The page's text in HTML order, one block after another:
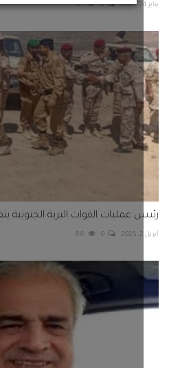
0
67
عمليات القوات البرية الجنوبية يتفقد
0
86